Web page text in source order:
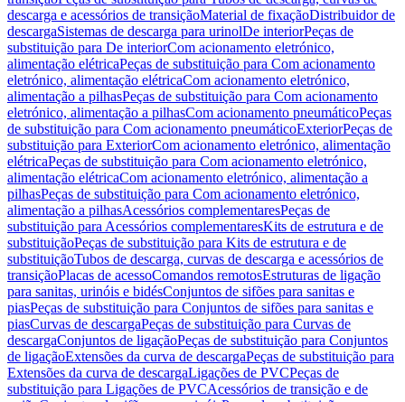
descarga e acessórios de transiçãoMaterial de fixaçãoDistribuidor de
descargaSistemas de descarga para urinolDe interiorPeças de
substituição para De interiorCom acionamento eletrónico,
alimentação elétricaPeças de substituição para Com acionamento
eletrónico, alimentação elétricaCom acionamento eletrónico,
alimentação a pilhasPeças de substituição para Com acionamento
eletrónico, alimentação a pilhasCom acionamento pneumáticoPeças
de substituição para Com acionamento pneumáticoExteriorPeças de
substituição para ExteriorCom acionamento eletrónico, alimentação
elétricaPeças de substituição para Com acionamento eletrónico,
alimentação elétricaCom acionamento eletrónico, alimentação a
pilhasPeças de substituição para Com acionamento eletrónico,
alimentação a pilhasAcessórios complementaresPeças de
substituição para Acessórios complementaresKits de estrutura e de
substituiçãoPeças de substituição para Kits de estrutura e de
substituiçãoTubos de descarga, curvas de descarga e acessórios de
transiçãoPlacas de acessoComandos remotosEstruturas de ligação
para sanitas, urinóis e bidésConjuntos de sifões para sanitas e
piasPeças de substituição para Conjuntos de sifões para sanitas e
piasCurvas de descargaPeças de substituição para Curvas de
descargaConjuntos de ligaçãoPeças de substituição para Conjuntos
de ligaçãoExtensões da curva de descargaPeças de substituição para
Extensões da curva de descargaLigações de PVCPeças de
substituição para Ligações de PVCAcessórios de transição e de